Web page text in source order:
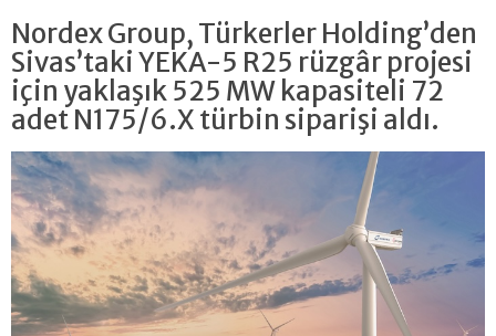
Nordex Group, Türkerler Holding’den
Sivas’taki YEKA-5 R25 rüzgâr projesi
için yaklaşık 525 MW kapasiteli 72
adet N175/6.X türbin siparişi aldı.